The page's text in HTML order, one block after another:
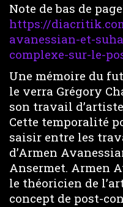
Note de bas de
https://
avanessian-et-
complexe-sur-le-
Une mémoire du
le verra Grégory
son travail
Cette temporalité
saisir entre les
d’Armen
Ansermet. Armen
le théoricien de
concept de post-